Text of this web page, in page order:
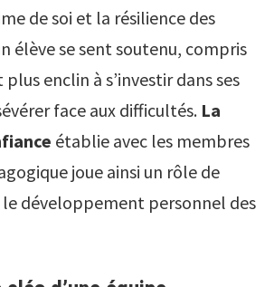
de soi et la résilience des
élève se sent soutenu, compris
enclin à s’investir dans ses
face aux difficultés. La
établie avec les membres
joue ainsi un rôle de
le développement personnel des